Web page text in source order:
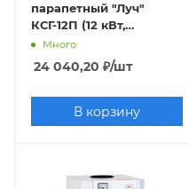
парапетный "Луч"
КСГ-12П (12 кВт,
одноконтурный,
закрытая камера),
труба отдельно
Много
24 040,20 ₽/шт
В корзину